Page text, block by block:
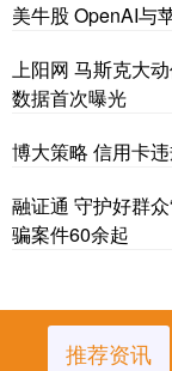
美牛股 OpenAI与
上阳网 马斯克大
数据首次曝光
博大策略 信用卡
融证通 守护好群
骗案件60余起
推荐资讯